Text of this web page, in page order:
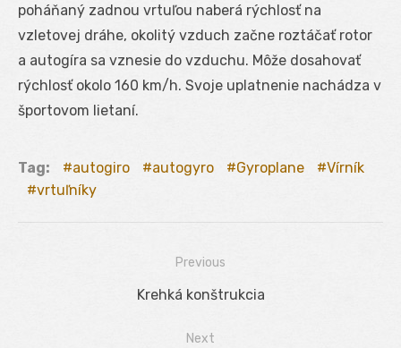
poháňaný zadnou vrtuľou naberá rýchlosť na
vzletovej dráhe, okolitý vzduch začne roztáčať rotor
a autogíra sa vznesie do vzduchu. Môže dosahovať
rýchlosť okolo 160 km/h. Svoje uplatnenie nachádza v
športovom lietaní.
Tag: autogiro autogyro Gyroplane
Vírník
vrtuľníky
Navigácia
Previous
Previous
Krehká konštrukcia
Next